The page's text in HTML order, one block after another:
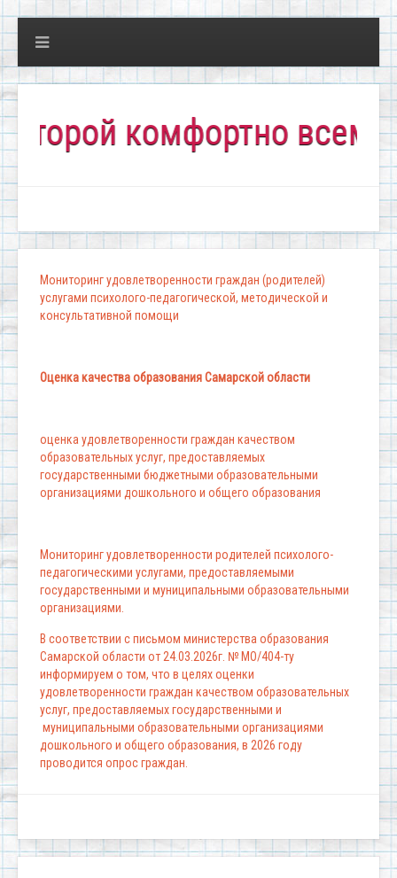
комфортно всем!"
Мониторинг удовлетворенности граждан (родителей)
услугами психолого-педагогической, методической и
консультативной помощи
Оценка качества образования Самарской области
оценка удовлетворенности граждан качеством
образовательных услуг, предоставляемых
государственными бюджетными образовательными
организациями дошкольного и общего образования
Мониторинг удовлетворенности родителей психолого-
педагогическими услугами, предоставляемыми
государственными и муниципальными образовательными
организациями.
В соответствии с письмом министерства образования
Самарской области от 24.03.2026г. № МО/404-ту
информируем о том, что в целях оценки
удовлетворенности граждан качеством образовательных
услуг, предоставляемых государственными и
муниципальными образовательными организациями
дошкольного и общего образования, в 2026 году
проводится опрос граждан.